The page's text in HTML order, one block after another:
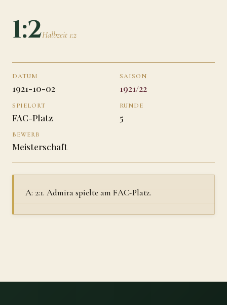
1:2Halbzeit 1:2
DATUM
1921-10-02
SAISON
1921/22
SPIELORT
FAC-Platz
RUNDE
5
BEWERB
Meisterschaft
A: 2:1. Admira spielte am FAC-Platz.